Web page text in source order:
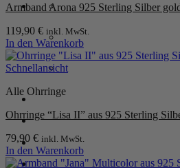
Anmelden / Registrieren
Warenkorb /
Armband Arona 925 Sterling Silber
119,90 € inkl. MwSt.
In den Warenkorb
Schnellansicht
Alle Ohrringe
Ohrringe “Lisa II” aus 925 Sterling
79,90 € inkl. MwSt.
In den Warenkorb